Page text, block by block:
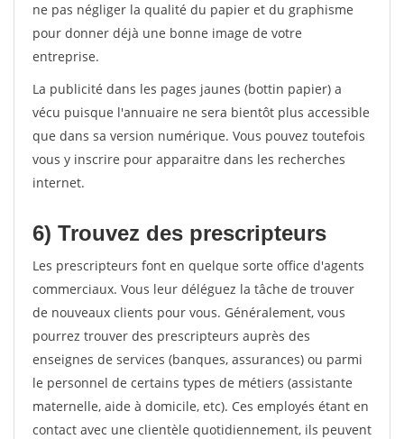
ne pas négliger la qualité du papier et du graphisme
pour donner déjà une bonne image de votre
entreprise.
La publicité dans les pages jaunes (bottin papier) a
vécu puisque l'annuaire ne sera bientôt plus accessible
que dans sa version numérique. Vous pouvez toutefois
vous y inscrire pour apparaitre dans les recherches
internet.
6) Trouvez des prescripteurs
Les prescripteurs font en quelque sorte office d'agents
commerciaux. Vous leur déléguez la tâche de trouver
de nouveaux clients pour vous. Généralement, vous
pourrez trouver des prescripteurs auprès des
enseignes de services (banques, assurances) ou parmi
le personnel de certains types de métiers (assistante
maternelle, aide à domicile, etc). Ces employés étant en
contact avec une clientèle quotidiennement, ils peuvent